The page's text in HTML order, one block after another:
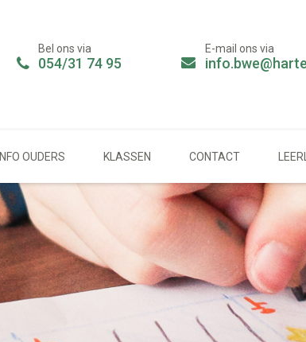
Bel ons via
054/31 74 95
E-mail ons via
INFO OUDERS KLASSEN CONTACT